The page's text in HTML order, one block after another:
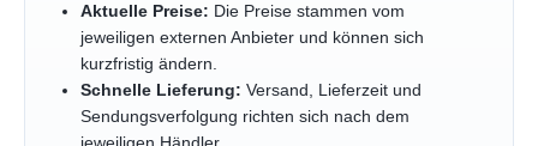
Aktuelle Preise: Die Preise stammen vom
jeweiligen externen Anbieter und können sich
kurzfristig ändern.
Schnelle Lieferung: Versand, Lieferzeit und
Sendungsverfolgung richten sich nach dem